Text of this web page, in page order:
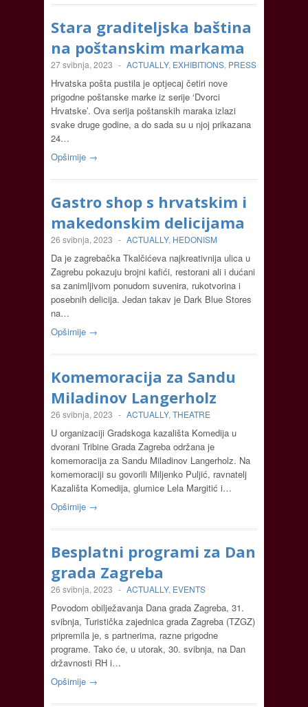
Stara graditeljska baština
na poštanskim markama
27 svibnja, 2023 - ACTUALLY, EXHIBITIONS, PRESS
Hrvatska pošta pustila je optjecaj četiri nove
prigodne poštanske marke iz serije ‘Dvorci
Hrvatske’. Ova serija poštanskih maraka izlazi
svake druge godine, a do sada su u njoj prikazana
24…
Opširnije →
Gastro shop s hrvatskim i
makedonskim delicijama
26 svibnja, 2023 - ACTUALLY, HEDONISM
Da je zagrebačka Tkalčićeva najkreativnija ulica u
Zagrebu pokazuju brojni kafići, restorani ali i dućani
sa zanimljivom ponudom suvenira, rukotvorina i
posebnih delicija. Jedan takav je Dark Blue Stores
na…
Opširnije →
Komemoracija za Sandu
Miladinov Langerholz
26 svibnja, 2023 - ACTUALLY, THEATRE
U organizaciji Gradskoga kazališta Komedija u
dvorani Tribine Grada Zagreba održana je
komemoracija za Sandu Miladinov Langerholz. Na
komemoraciji su govorili Miljenko Puljić, ravnatelj
Kazališta Komedija, glumice Lela Margitić i…
Opširnije →
Besplatni programi za Dan
grada Zagreba
26 svibnja, 2023 - ACTUALLY, EVENTS
Povodom obilježavanja Dana grada Zagreba, 31.
svibnja, Turistička zajednica grada Zagreba (TZGZ)
pripremila je, s partnerima, razne prigodne
programe. Tako će, u utorak, 30. svibnja, na Dan
državnosti RH i…
Opširnije →